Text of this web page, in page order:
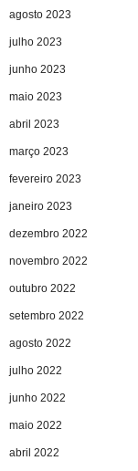
agosto 2023
julho 2023
junho 2023
maio 2023
abril 2023
março 2023
fevereiro 2023
janeiro 2023
dezembro 2022
novembro 2022
outubro 2022
setembro 2022
agosto 2022
julho 2022
junho 2022
maio 2022
abril 2022